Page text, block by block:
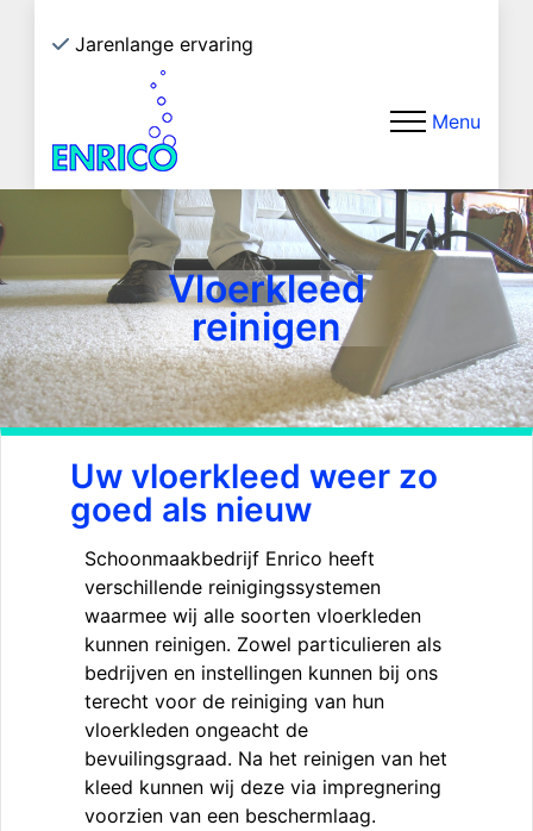
Jarenlange ervaring
Menu
Vloerkleed
reinigen
Uw vloerkleed weer zo
goed als nieuw
Schoonmaakbedrijf Enrico heeft
verschillende reinigingssystemen
waarmee wij alle soorten vloerkleden
kunnen reinigen. Zowel particulieren als
bedrijven en instellingen kunnen bij ons
terecht voor de reiniging van hun
vloerkleden ongeacht de
bevuilingsgraad. Na het reinigen van het
kleed kunnen wij deze via impregnering
voorzien van een beschermlaag.